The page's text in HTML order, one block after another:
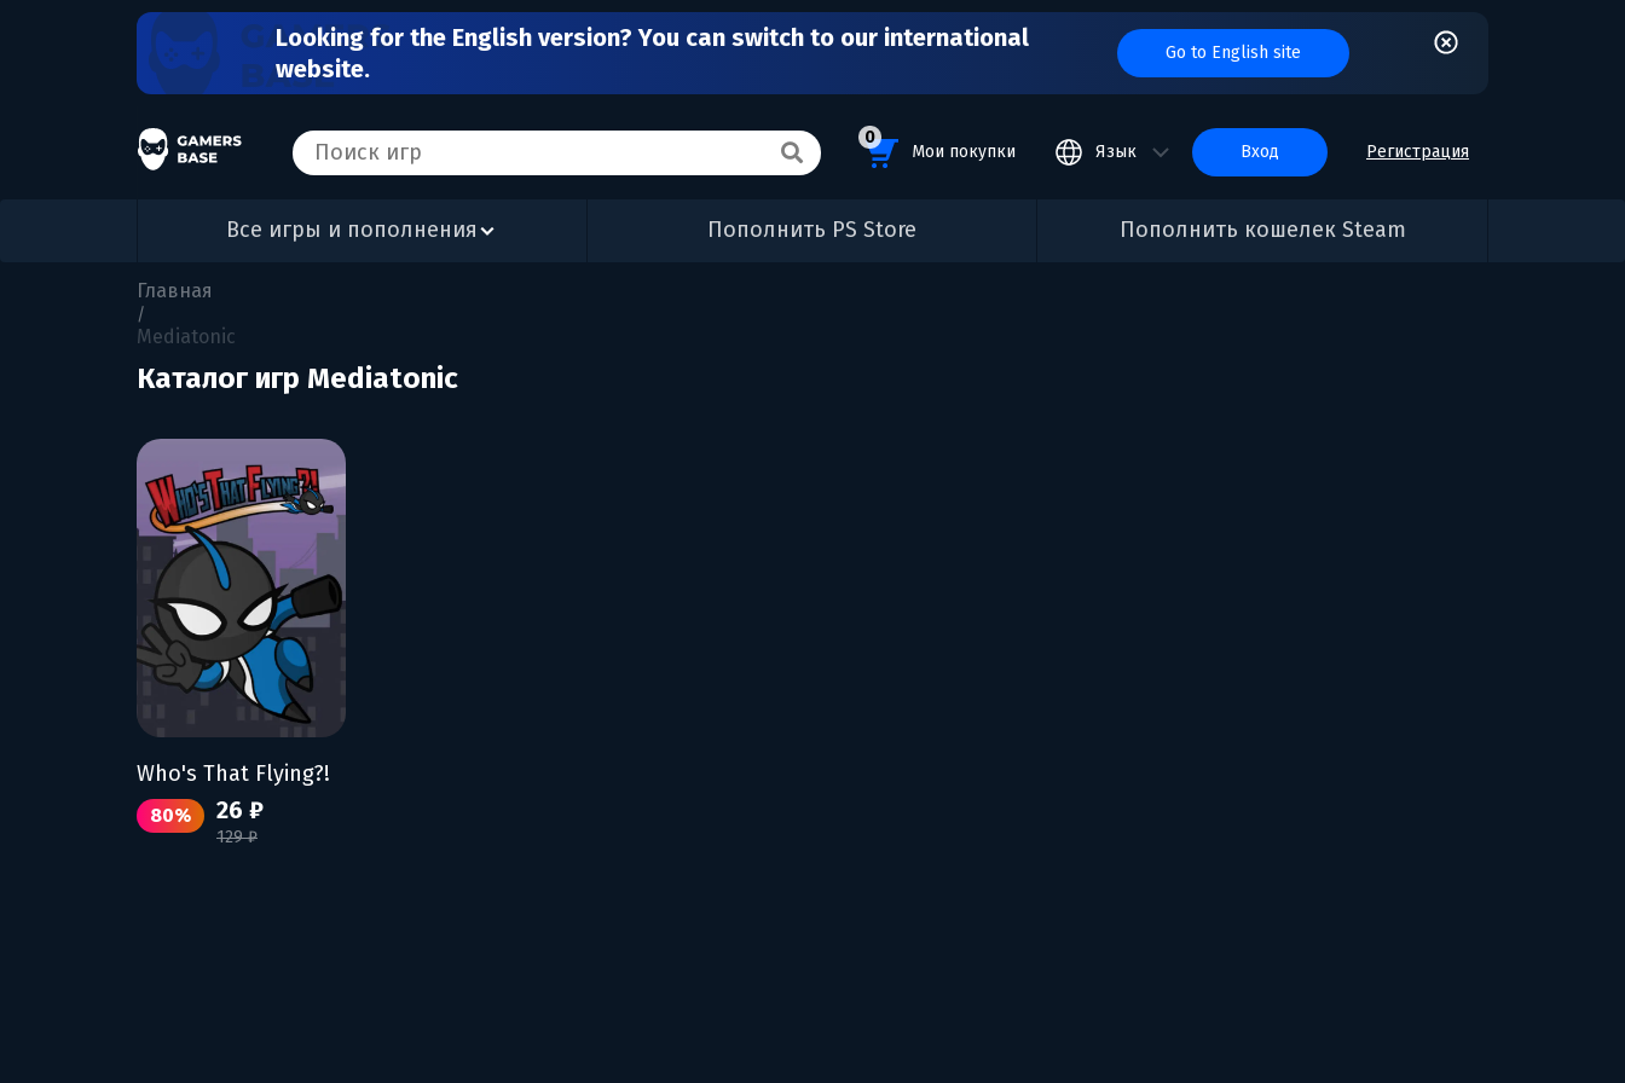
Looking for the English version? You can switch to our international
website.
Go to English site
0
Мои покупки Язык вход Регистрация
Все игры и пополнения Пополнить PS Store Пополнить кошелек Steam
Главная
/
Mediatonic
Каталог игр Mediatonic
Who's That Flying?!
80% 26 ₽
129 ₽